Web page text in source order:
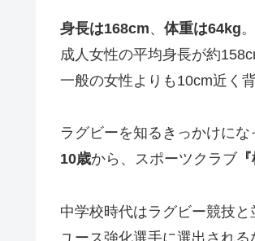
身長は168cm、 体重は64kg。
成人女性の平均身長が約
一般の女性よりも10cm近く
ラグビーを知るきっかけに
10歳から、スポーツクラブ
中学校時代はラグビー競技と
ユース強化選手に選出される